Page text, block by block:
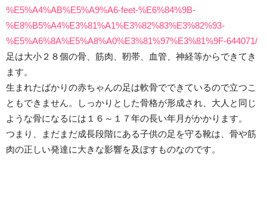
%E5%A4%AB%E5%A9%A6-feet-%E6%84%9B-
%E8%B5%A4%E3%81%A1%E3%82%83%E3%82%93-
%E5%A6%8A%E5%A8%A0%E3%81%97%E3%81%9F-644071/
足は大小２８個の骨、筋肉、靭帯、血管、神経等からできてき
ます。
生まれたばかりの赤ちゃんの足は軟骨でできているので立つこ
ともできません。しっかりとした骨格が形成され、大人と同じ
ような骨になるには１６～１７年の長い年月がかかります。
つまり、まだまだ成長段階にある子供の足を守る靴は、骨や筋
肉の正しい発達に大きな影響を及ぼすものなのです。